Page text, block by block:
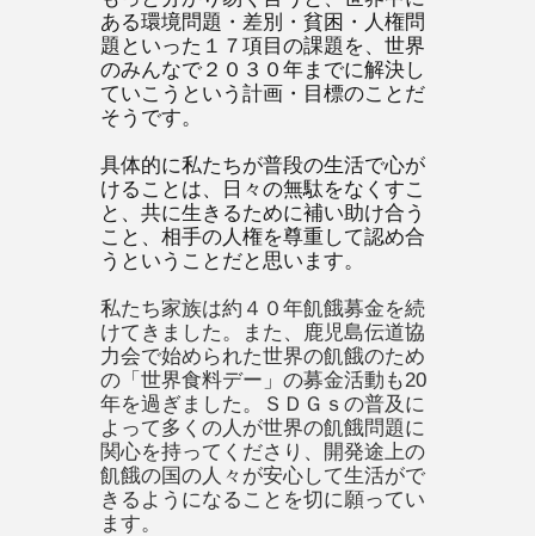
ある環境問題・差別・貧困・人権問
題といった１７項目の課題を、世界
のみんなで２０３０年までに解決し
ていこうという計画・目標のことだ
そうです。
具体的に私たちが普段の生活で心が
けることは、日々の無駄をなくすこ
と、共に生きるために補い助け合う
こと、相手の人権を尊重して認め合
うということだと思います。
私たち家族は約４０年飢餓募金を続
けてきました。また、鹿児島伝道協
力会で始められた世界の飢餓のため
の「世界食料デー」の募金活動も20
年を過ぎました。ＳＤＧｓの普及に
よって多くの人が世界の飢餓問題に
関心を持ってくださり、開発途上の
飢餓の国の人々が安心して生活がで
きるようになることを切に願ってい
ます。